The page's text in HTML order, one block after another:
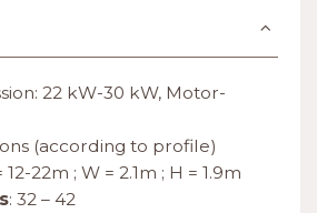
22 kW-30 kW, Motor-
(according to profile)
12-22m ; W = 2.1m ; H = 1.9m
: 32 – 42